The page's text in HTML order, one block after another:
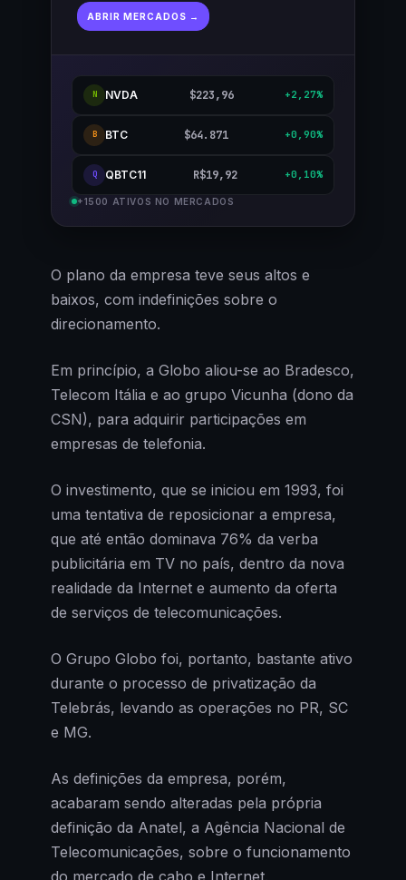
ABRIR MERCADOS →
N NVDA $223,96 +2,27%
B BTC $64.871 +0,90%
Q QBTC11 R$19,92 +0,10%
+1500 ATIVOS NO MERCADOS
O plano da empresa teve seus altos e
baixos, com indefinições sobre o
direcionamento.
Em princípio, a Globo aliou-se ao Bradesco,
Telecom Itália e ao grupo Vicunha (dono da
CSN), para adquirir participações em
empresas de telefonia.
O investimento, que se iniciou em 1993, foi
uma tentativa de reposicionar a empresa,
que até então dominava 76% da verba
publicitária em TV no país, dentro da nova
realidade da Internet e aumento da oferta
de serviços de telecomunicações.
O Grupo Globo foi, portanto, bastante ativo
durante o processo de privatização da
Telebrás, levando as operações no PR, SC
e MG.
As definições da empresa, porém,
acabaram sendo alteradas pela própria
definição da Anatel, a Agência Nacional de
Telecomunicações, sobre o funcionamento
do mercado de cabo e Internet.